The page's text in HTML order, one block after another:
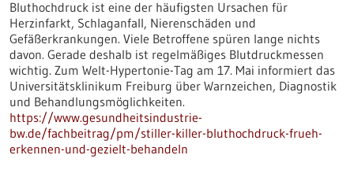
Bluthochdruck ist eine der häufigsten Ursachen für
Herzinfarkt, Schlaganfall, Nierenschäden und
Gefäßerkrankungen. Viele Betroffene spüren lange nichts
davon. Gerade deshalb ist regelmäßiges Blutdruckmessen
wichtig. Zum Welt-Hypertonie-Tag am 17. Mai informiert das
Universitätsklinikum Freiburg über Warnzeichen, Diagnostik
und Behandlungsmöglichkeiten.
https://www.gesundheitsindustrie-
bw.de/fachbeitrag/pm/stiller-killer-bluthochdruck-frueh-
erkennen-und-gezielt-behandeln